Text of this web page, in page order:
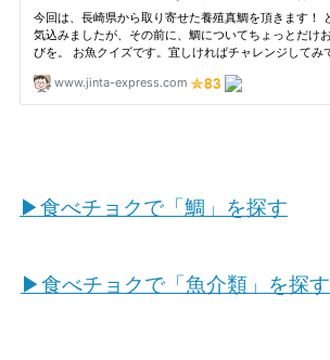
▶食べチョクで「鯛」を探す
▶食べチョクで「魚介類」を探す